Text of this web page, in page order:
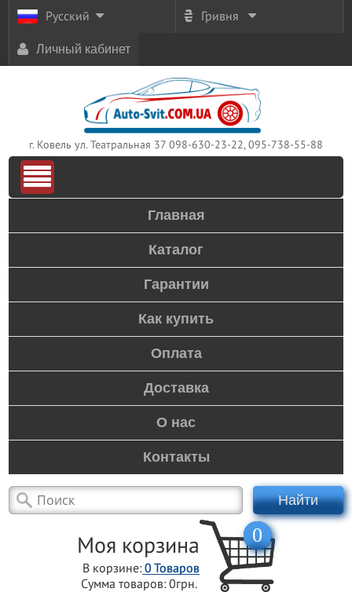
Русский Гривня
Личный кабинет
г. Ковель ул. Театральная 37 098-630-23-22, 095-738-55-88
Главная
Каталог
Гарантии
Как купить
Оплата
Доставка
О нас
Контакты
Найти
Моя корзина
В корзине:0Товаров
Сумма товаров:0грн.
0